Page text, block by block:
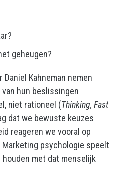
geheugen?
Kahneman nemen
hun beslissingen
niet rationeel (Thinking, Fast
dat we bewuste keuzes
reageren we vooral op
Marketing psychologie speelt
met dat menselijk